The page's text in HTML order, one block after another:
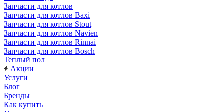
Запчасти для котлов
Запчасти для котлов Baxi
Запчасти для котлов Stout
Запчасти для котлов Navien
Запчасти для котлов Rinnai
Запчасти для котлов Bosch
Теплый пол
Акции
Услуги
Блог
Бренды
Как купить